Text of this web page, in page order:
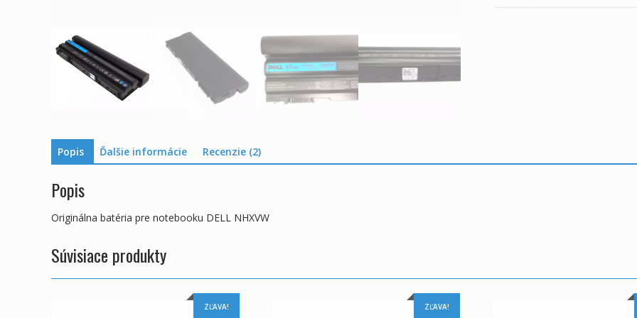
Popis Ďalšie informácie Recenzie (2)
Popis
Originálna batéria pre notebooku DELL NHXVW
Súvisiace produkty
ZĽAVA! ZĽAVA!